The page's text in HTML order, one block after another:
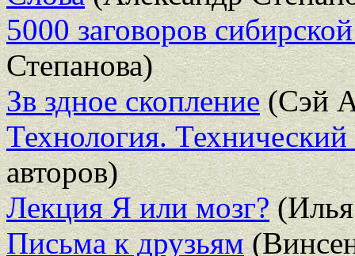
5000 заговоров
Степанова)
Зв здное скопление(Сэй
Технология. Технический
авторов)
Лекция Я или мозг?
Письма к друзьям